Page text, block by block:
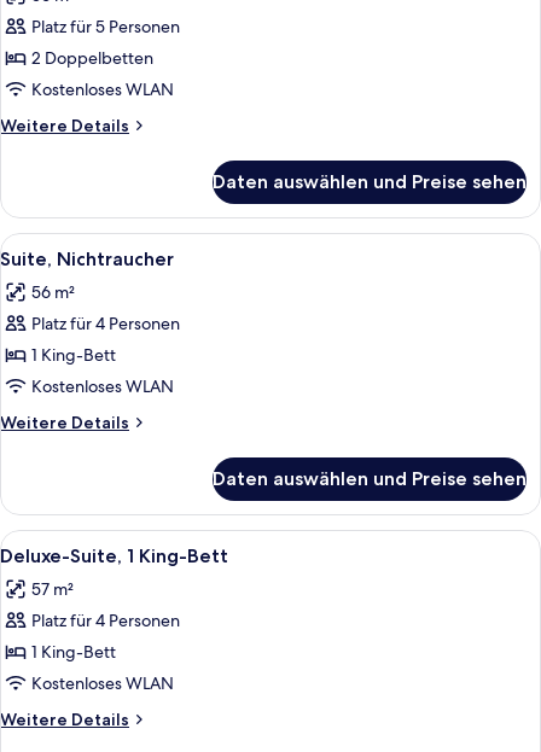
Suite,
Nichtraucher
anzeigen
Platz für 5 Personen
2 Doppelbetten
Kostenloses WLAN
Weitere Details
Weitere
Nichtraucher
Daten auswählen und Preise sehen
Alle
Fotos
für
Suite,
Nichtraucher
anzeigen
Ein Hotelzimmer mit Fernseher,
7
Suite, Nichtraucher
56 m²
Platz für 4 Personen
1 King-Bett
Kostenloses WLAN
Weitere Details
Weitere
Nichtraucher
Daten auswählen und Preise sehen
Alle
Fotos
für
Deluxe-
Suite,
1 King-
Bett
anzeigen
Ein Hotelzimmer mit einem großen
6
Deluxe-Suite, 1 King-Bett
57 m²
Platz für 4 Personen
1 King-Bett
Kostenloses WLAN
Weitere Details
Weitere